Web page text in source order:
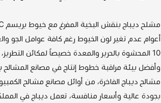
أعوام عدم تغير لون الخيوط رغم كافة عوامل الجو
10 المحشوة بالحرير والمعدة خصيصاً لمكائن
وأفضل بيئة مراقبة خطوط إنتاج في مصانع المشالح
مشالح ديباج الفاخرة، من أوائل مصانع مشالح